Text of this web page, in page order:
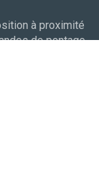
à proximité
de pontage